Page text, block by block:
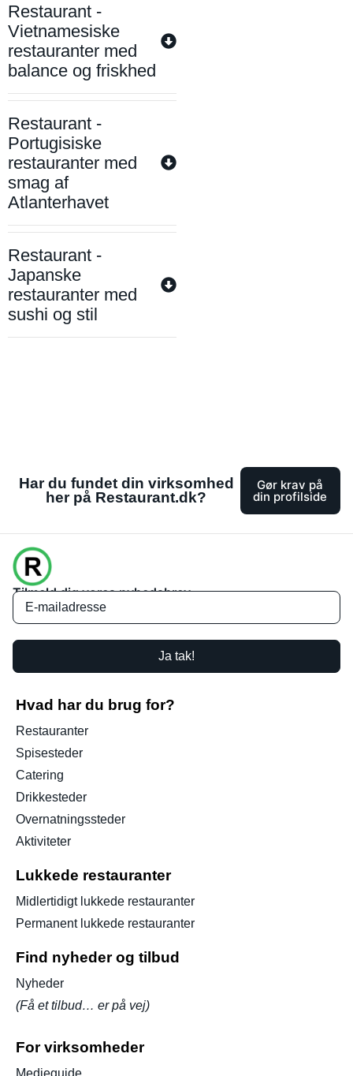
Restaurant -
Vietnamesiske
restauranter med
balance og friskhed
Restaurant -
Portugisiske
restauranter med
smag af
Atlanterhavet
Restaurant -
Japanske
restauranter med
sushi og stil
Har du fundet din virksomhed
her på Restaurant.dk?
Gør krav på
din profilside
Tilmeld dig vores nyhedsbrev
Ja tak!
Hvad har du brug for?
Restauranter
Spisesteder
Catering
Drikkesteder
Overnatningssteder
Aktiviteter
Lukkede restauranter
Midlertidigt lukkede restauranter
Permanent lukkede restauranter
Find nyheder og tilbud
Nyheder
(Få et tilbud… er på vej)
For virksomheder
Medieguide